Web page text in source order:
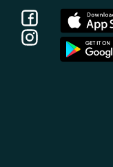
Facebook
Instagram
App
Store
App
Store